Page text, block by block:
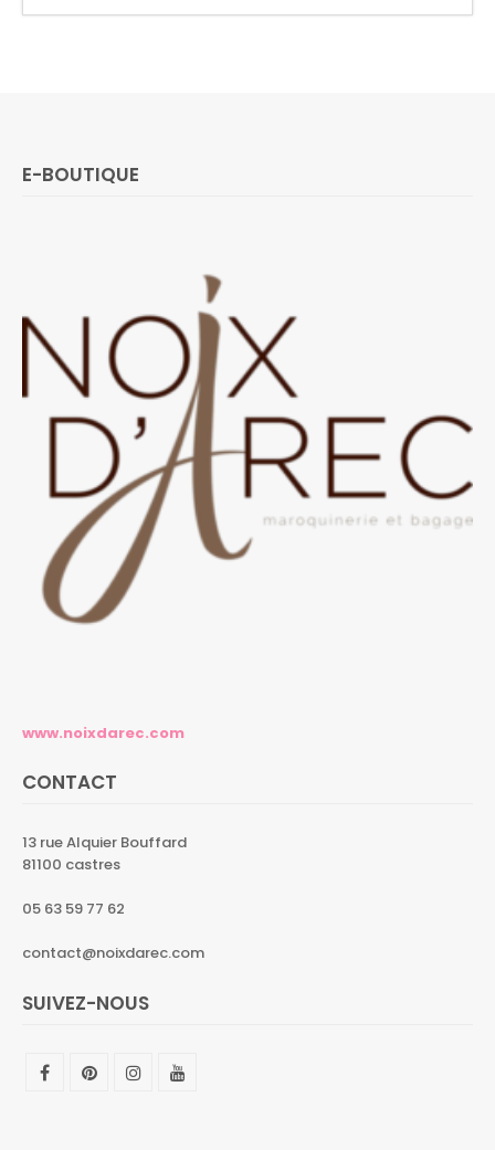
E-BOUTIQUE
www.noixdarec.com
CONTACT
13 rue Alquier Bouffard
81100 castres
05 63 59 77 62
contact@noixdarec.com
SUIVEZ-NOUS